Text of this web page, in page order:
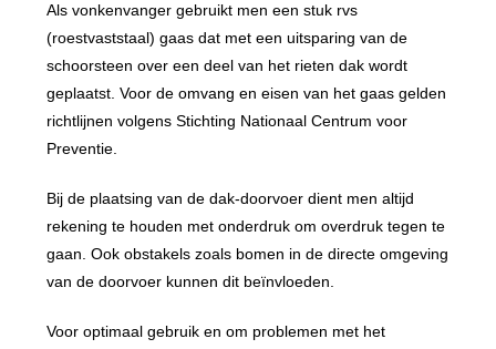
Als vonkenvanger gebruikt men een stuk rvs
(roestvaststaal) gaas dat met een uitsparing van de
schoorsteen over een deel van het rieten dak wordt
geplaatst. Voor de omvang en eisen van het gaas gelden
richtlijnen volgens Stichting Nationaal Centrum voor
Preventie.
Bij de plaatsing van de dak-doorvoer dient men altijd
rekening te houden met onderdruk om overdruk tegen te
gaan. Ook obstakels zoals bomen in de directe omgeving
van de doorvoer kunnen dit beïnvloeden.
Voor optimaal gebruik en om problemen met het